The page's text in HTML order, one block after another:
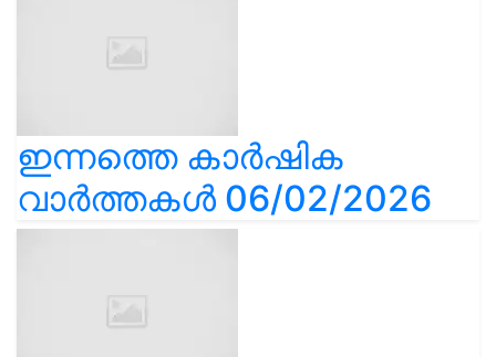
ഇന്നത്തെ കാർഷിക
വാർത്തകൾ 06/02/2026